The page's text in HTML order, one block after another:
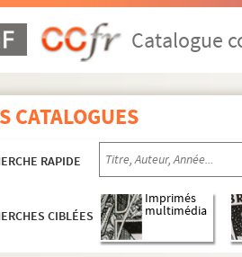
Catalogue
CATALOGUES
RAPIDE
CIBLÉES
Imprimés
multimédia